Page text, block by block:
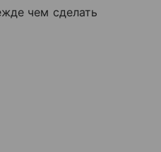
чем сделать